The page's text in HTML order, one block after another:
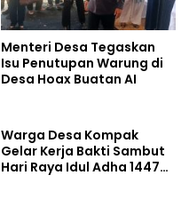
Menteri Desa Tegaskan
Isu Penutupan Warung di
Desa Hoax Buatan AI
Warga Desa Kompak
Gelar Kerja Bakti Sambut
Hari Raya Idul Adha 1447